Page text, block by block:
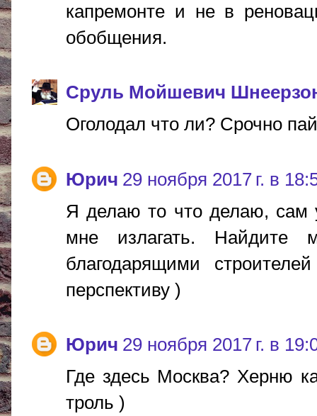
капремонте и не в
обобщения.
Сруль Мойшевич
Оголодал что ли? Срочно
Юрич 29 ноября 2017 г. в
Я делаю то что делаю, сам
мне излагать.
благодарящими
перспективу )
Юрич 29 ноября 2017 г. в
Где здесь Москва? Херню
троль )